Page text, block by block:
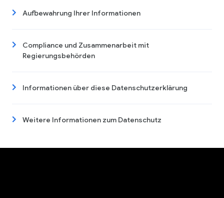
Aufbewahrung Ihrer Informationen
Compliance und Zusammenarbeit mit
Regierungsbehörden
Informationen über diese Datenschutzerklärung
Weitere Informationen zum Datenschutz